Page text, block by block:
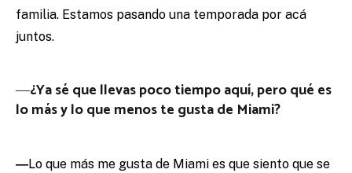
familia. Estamos pasando una temporada por acá
juntos.
―¿Ya sé que llevas poco tiempo aquí, pero qué es
lo más y lo que menos te gusta de Miami?
―Lo que más me gusta de Miami es que siento que se